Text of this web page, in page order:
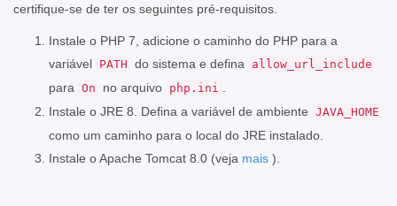
certifique-se de ter os seguintes pré-requisitos.
Instale o PHP 7, adicione o caminho do PHP para a
variável PATH do sistema e defina allow_url_include
para On no arquivo php.ini
Instale o JRE 8. Defina a variável de ambiente JAVA_HOME
como um caminho para o local do JRE instalado.
Instale o Apache Tomcat 8.0 (veja mais ).